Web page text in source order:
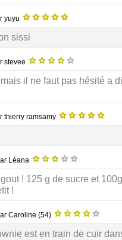
yuyu
sissi
stevee
il ne faut pas hésité a
thierry ramsamy
Léana
! 125 g de sucre et
!
Caroline (54)
est en train de cuir